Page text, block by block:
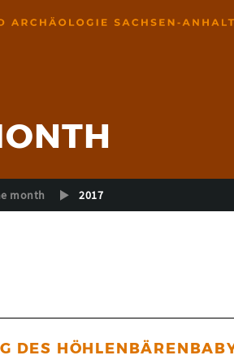
month 2017
DES